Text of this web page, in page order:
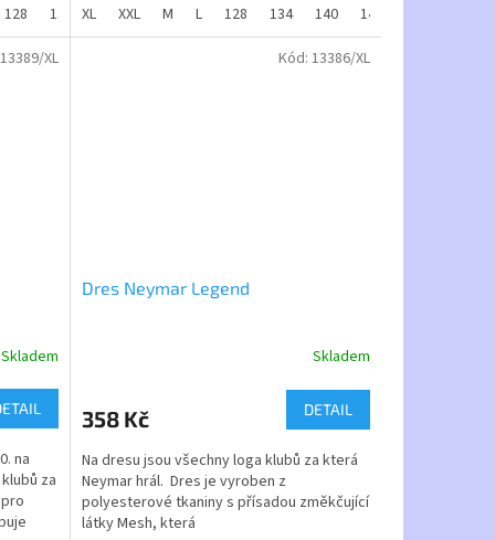
128 134 140 146 152 158 164
velikosti 128 až XXL
Fotbalový dres FC Barcelona je vyroben ze
XL XXL M L 128 134 140 146
Skladem
na
za
13389/XL
Dres Neymar Legend
je
z
5
hvězdiček.
Skladem
358 Kč DETAIL
Na dresu jsou všechny loga klubů za která
Neymar hrál. Dres je vyroben z
polyesterové tkaniny s přísadou změkčující
látky Mesh, která
Kód: 13386/XL